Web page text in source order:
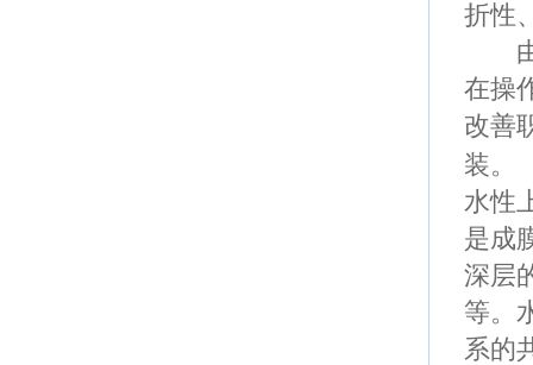
折性
由
在操
改善
装。
水性
是成
深层
等。
系的